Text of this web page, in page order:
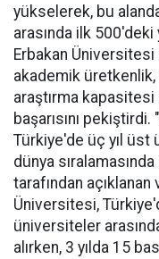
yükselerek, bu
arasında ilk
Erbakan
akademik
araştırma
başarısını
Türkiye'de üç yıl üst
dünya
tarafından
Üniversitesi,
üniversiteler
alırken, 3 yılda 15